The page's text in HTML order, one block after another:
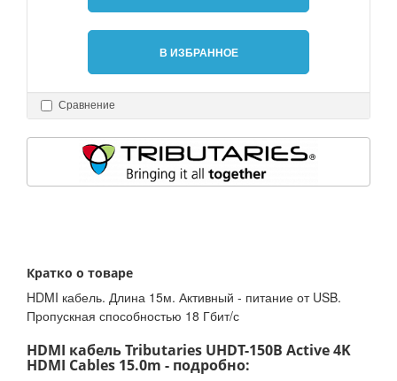
В ИЗБРАННОЕ
Сравнение
Кратко о товаре
HDMI кабель. Длина 15м. Активный - питание от USB.
Пропускная способностью 18 Гбит/с
HDMI кабель Tributaries UHDT-150B Active 4K
HDMI Cables 15.0m - подробно: